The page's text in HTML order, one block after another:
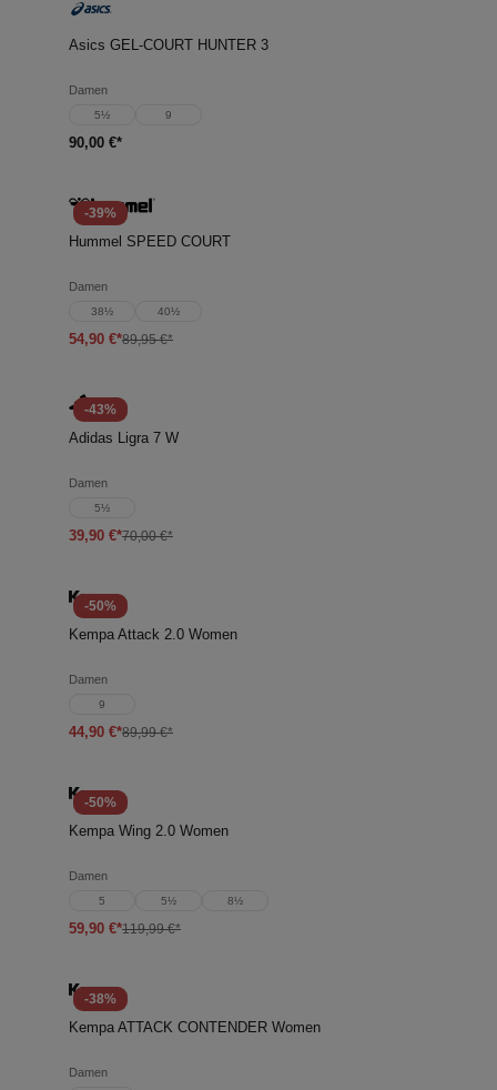
Asics GEL-COURT HUNTER 3
Damen
5½ 9
90,00 €*
-39%
Hummel SPEED COURT
Damen
38½ 40½
54,90 €*89,95 €*
-43%
Adidas Ligra 7 W
Damen
5½
39,90 €*70,00 €*
-50%
Kempa Attack 2.0 Women
Damen
9
44,90 €*89,99 €*
-50%
Kempa Wing 2.0 Women
Damen
5 5½ 8½
59,90 €*119,99 €*
-38%
Kempa ATTACK CONTENDER Women
Damen